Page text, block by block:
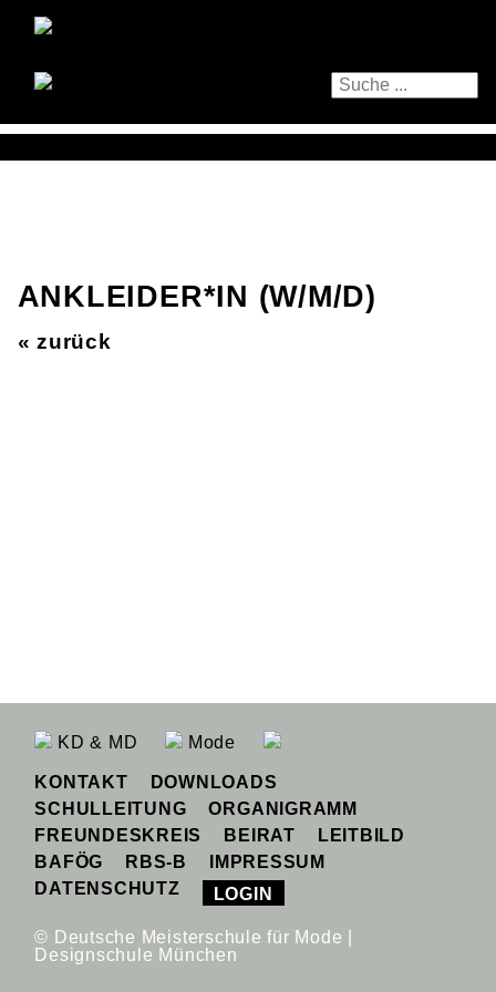
ANKLEIDER*IN (W/M/D)
« zurück
KD & MD Mode
KONTAKT
DOWNLOADS
SCHULLEITUNG
ORGANIGRAMM
FREUNDESKREIS
BEIRAT
LEITBILD
BAFÖG
RBS-B
IMPRESSUM
DATENSCHUTZ
LOGIN
© Deutsche Meisterschule für Mode |
Designschule München